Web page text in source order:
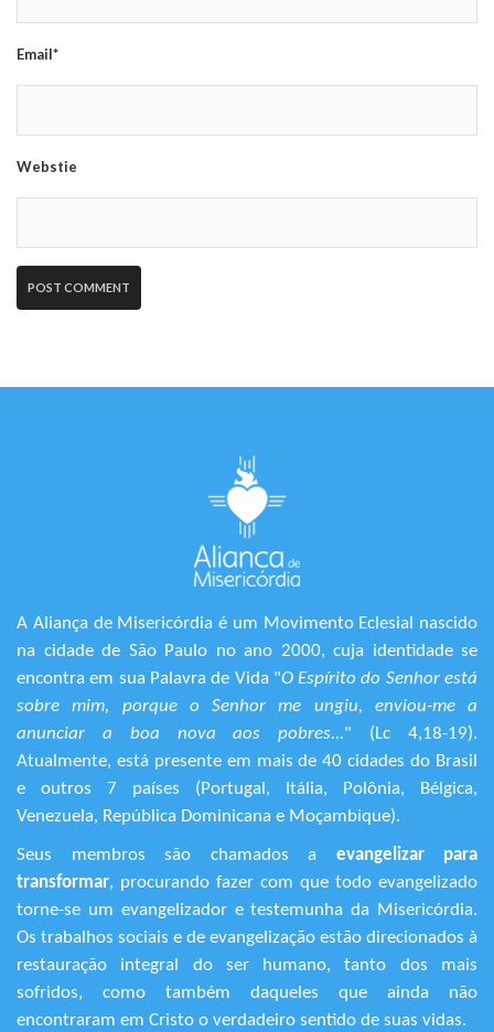
Email*
Webstie
A Aliança de Misericórdia é um Movimento Eclesial nascido
na cidade de São Paulo no ano 2000, cuja identidade se
encontra em sua Palavra de Vida "O Espírito do Senhor está
sobre mim, porque o Senhor me ungiu, enviou-me a
anunciar a boa nova aos pobres..." (Lc 4,18-19).
Atualmente, está presente em mais de 40 cidades do Brasil
e outros 7 países (Portugal, Itália, Polônia, Bélgica,
Venezuela, República Dominicana e Moçambique).
Seus membros são chamados a evangelizar para
transformar, procurando fazer com que todo evangelizado
torne-se um evangelizador e testemunha da Misericórdia.
Os trabalhos sociais e de evangelização estão direcionados à
restauração integral do ser humano, tanto dos mais
sofridos, como também daqueles que ainda não
encontraram em Cristo o verdadeiro sentido de suas vidas.